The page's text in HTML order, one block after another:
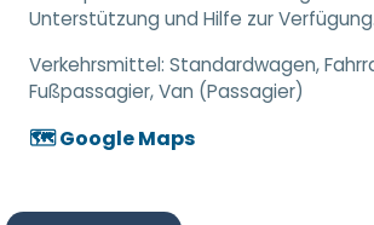
Unterstützung und Hilfe zur Verfügung.
Verkehrsmittel: Standardwagen,
Fußpassagier, Van (Passagier)
🗺️ Google Maps